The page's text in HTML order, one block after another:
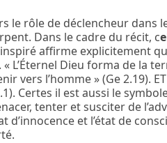
le rôle de déclencheur dans
Dans le cadre du récit, c
affirme explicitement
L’Éternel Dieu forma de la
vers l’homme » (Ge 2.19).
Certes il est aussi le
tenter et susciter de
d’innocence et l’état de